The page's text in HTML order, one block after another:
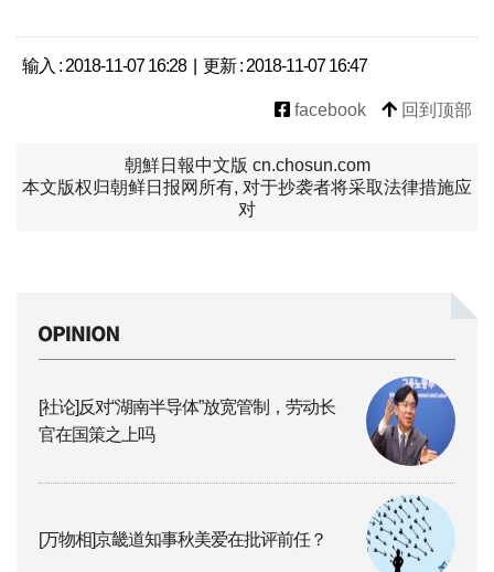
输入 : 2018-11-07 16:28 | 更新 : 2018-11-07 16:47
facebook 回到顶部
朝鮮日報中文版 cn.chosun.com
本文版权归朝鲜日报网所有, 对于抄袭者将采取法律措施应
对
[社论]反对“湖南半导体”放宽管制，劳动长
官在国策之上吗
[万物相]京畿道知事秋美爱在批评前任？